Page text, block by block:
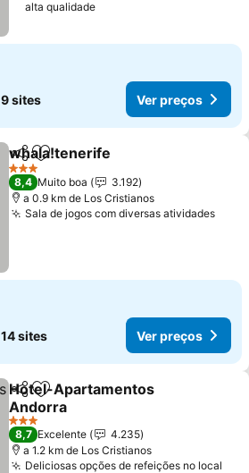
alta qualidade
9 sites Ver preços
PartilharAdicionar aos favoritos
whala!tenerife
3 Estrelas
8,4 Muito boa
3.192
a 0.9 km de Los Cristianos
Sala de jogos com diversas atividades
14 sites Ver preços
PartilharAdicionar aos favoritos
Hotel-Apartamentos
Andorra
3 Estrelas
8,7 Excelente
4.235
a 1.2 km de Los Cristianos
Deliciosas opções de refeições no local